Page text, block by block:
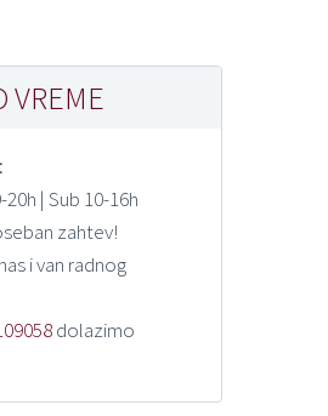
VREME
| Sub 10-16h
zahtev!
i van radnog
dolazimo